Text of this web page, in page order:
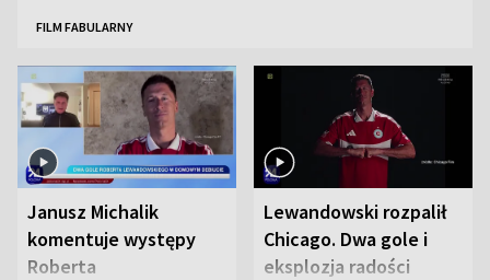
FILM FABULARNY
Janusz Michalik
komentuje występy
Roberta
Lewandowski rozpalił
Chicago. Dwa gole i
eksplozja radości